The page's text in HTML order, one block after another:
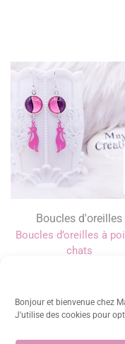
Bonjour et bienvenue chez
J'utilise des cookies pour
Boucles d'oreilles
Boucles d’oreilles à
chats